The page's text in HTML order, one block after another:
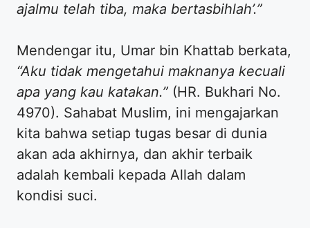
ajalmu telah tiba, maka bertasbihlah’.”
Mendengar itu, Umar bin Khattab berkata,
“Aku tidak mengetahui maknanya kecuali
apa yang kau katakan.” (HR. Bukhari No.
4970). Sahabat Muslim, ini mengajarkan
kita bahwa setiap tugas besar di dunia
akan ada akhirnya, dan akhir terbaik
adalah kembali kepada Allah dalam
kondisi suci.